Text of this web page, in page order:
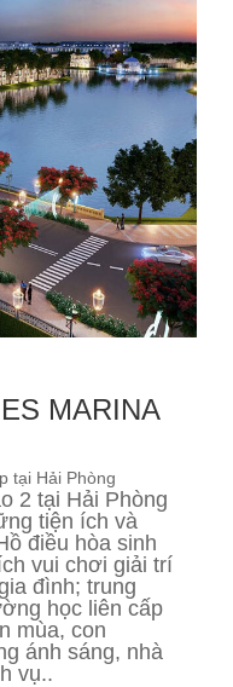
MARINA
tại Hải Phòng
2 tại Hải Phòng
tiện ích và
điều hòa sinh
vui chơi giải trí
đình; trung
học liên cấp
mùa, con
ánh sáng, nhà
vụ..